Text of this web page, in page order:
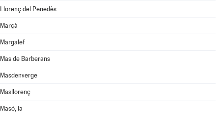
Llorenç del Penedès
Marçà
Margalef
Mas de Barberans
Masdenverge
Masllorenç
Masó, la